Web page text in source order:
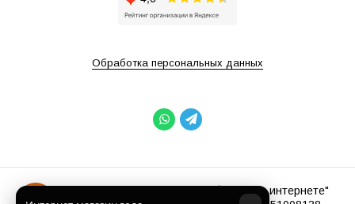
Обработка персональных данных
2012 - 2026 "OX8.RU Продвижение бизнеса в интернете"